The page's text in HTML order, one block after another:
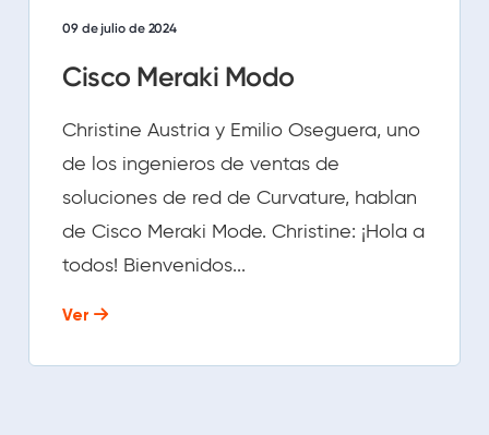
09 de julio de 2024
Cisco Meraki Modo
Christine Austria y Emilio Oseguera, uno
de los ingenieros de ventas de
soluciones de red de Curvature, hablan
de Cisco Meraki Mode. Christine: ¡Hola a
todos! Bienvenidos...
Ver